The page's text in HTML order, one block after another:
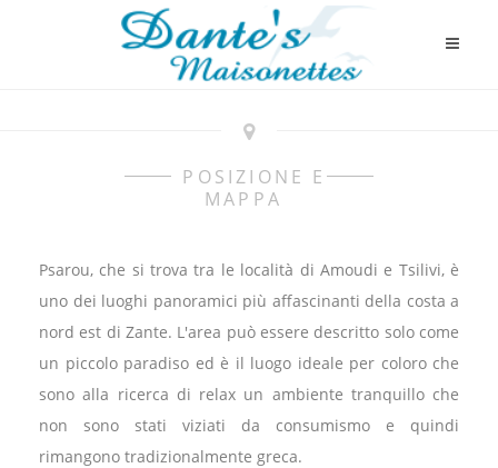
POSIZIONE E
MAPPA
Psarou, che si trova tra le località di Amoudi e Tsilivi, è
uno dei luoghi panoramici più affascinanti della costa a
nord est di Zante. L'area può essere descritto solo come
un piccolo paradiso ed è il luogo ideale per coloro che
sono alla ricerca di relax un ambiente tranquillo che
non sono stati viziati da consumismo e quindi
rimangono tradizionalmente greca.